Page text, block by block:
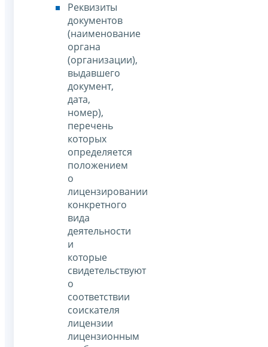
Реквизиты
документов
(наименование
органа
(организации),
выдавшего
документ,
дата,
номер),
перечень
которых
определяется
положением
о
лицензировании
конкретного
вида
деятельности
и
которые
свидетельствуют
о
соответствии
соискателя
лицензии
лицензионным